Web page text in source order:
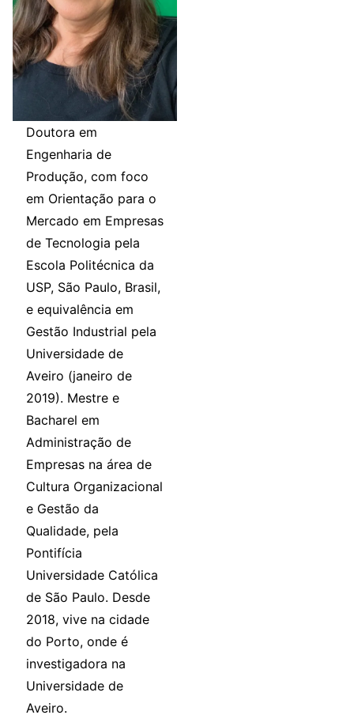
Doutora em
Engenharia de
Produção, com foco
em Orientação para o
Mercado em Empresas
de Tecnologia pela
Escola Politécnica da
USP, São Paulo, Brasil,
e equivalência em
Gestão Industrial pela
Universidade de
Aveiro (janeiro de
2019). Mestre e
Bacharel em
Administração de
Empresas na área de
Cultura Organizacional
e Gestão da
Qualidade, pela
Pontifícia
Universidade Católica
de São Paulo. Desde
2018, vive na cidade
do Porto, onde é
investigadora na
Universidade de
Aveiro.